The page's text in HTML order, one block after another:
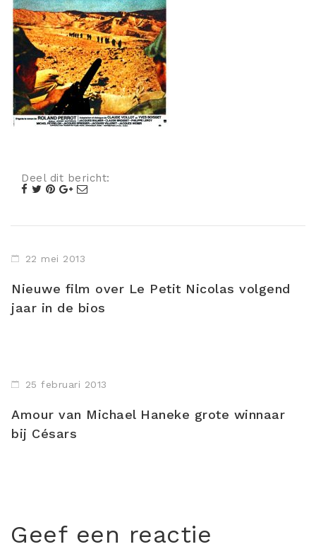
Romantische komedie
Thriller
Deel dit bericht:
22 mei 2013
Nieuwe film over Le Petit Nicolas volgend
jaar in de bios
25 februari 2013
Amour van Michael Haneke grote winnaar
bij Césars
Geef een reactie